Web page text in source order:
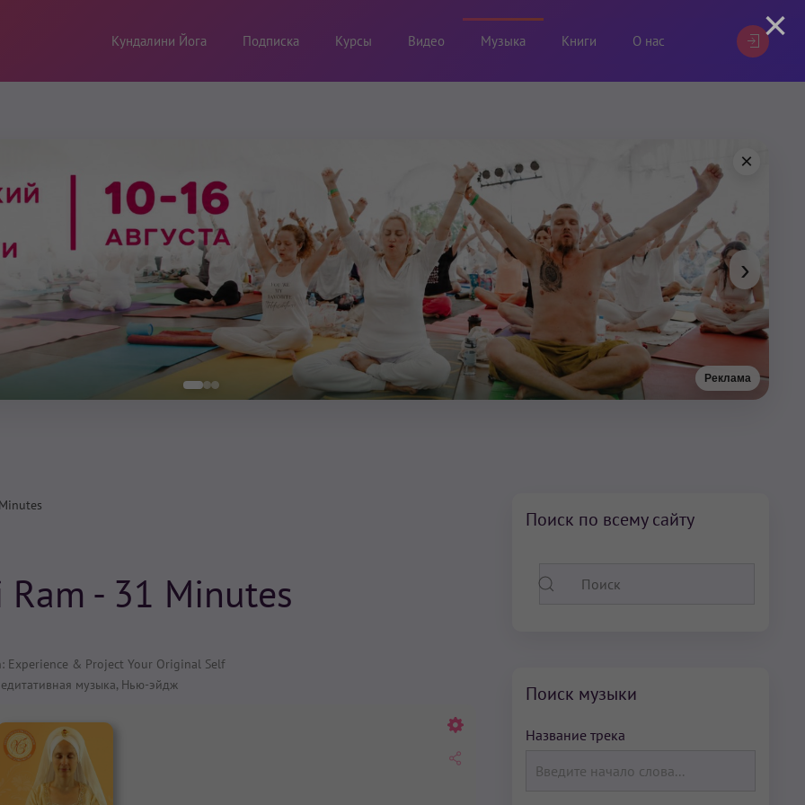
Кундалини Йога Подписка Курсы Видео Музыка Книги О нас
Реклама
×
›
- 31 Minutes
& Project Your Original Self
музыка, Нью-эйдж
Поиск по всему сайту
Поиск музыки
Название трека
×